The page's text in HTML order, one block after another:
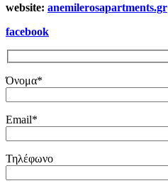
website: anemilerosapartments.gr
facebook
Όνομα*
Email*
Τηλέφωνο